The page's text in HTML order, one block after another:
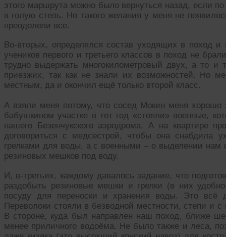
этого маршрута можно было вернуться назад, если
в голую степь. Но такого желания у меня не
преодолели все.
Во-вторых, определялся состав уходящих в поход и
учеников первого и третьего классов в поход не
трудно выдержать многокилометровый двух, а то
приезжих, так как не знали их возможностей. Но
местным, да и окончил ещё только второй класс.
А взяли меня потому, что сосед Мокин меня
бабушкином участке в тот год «стояли» военные,
нашего Безенчукского аэродрома. А на квартире
договориться с медсестрой, чтобы она снабдила
грелками для воды, а с военными – о выделении нам
резиновых мешков под воду.
И, в-третьих, каждому давалось задание, что
раздобыть резиновые мешки и грелки (в них
посуду для переноски и хранения воды. Это всё
Переволоки стояли в безводной местности, степи и
В стороне, куда был направлен наш поход, ближе
менее приличного водоёма. Не было также и леса,